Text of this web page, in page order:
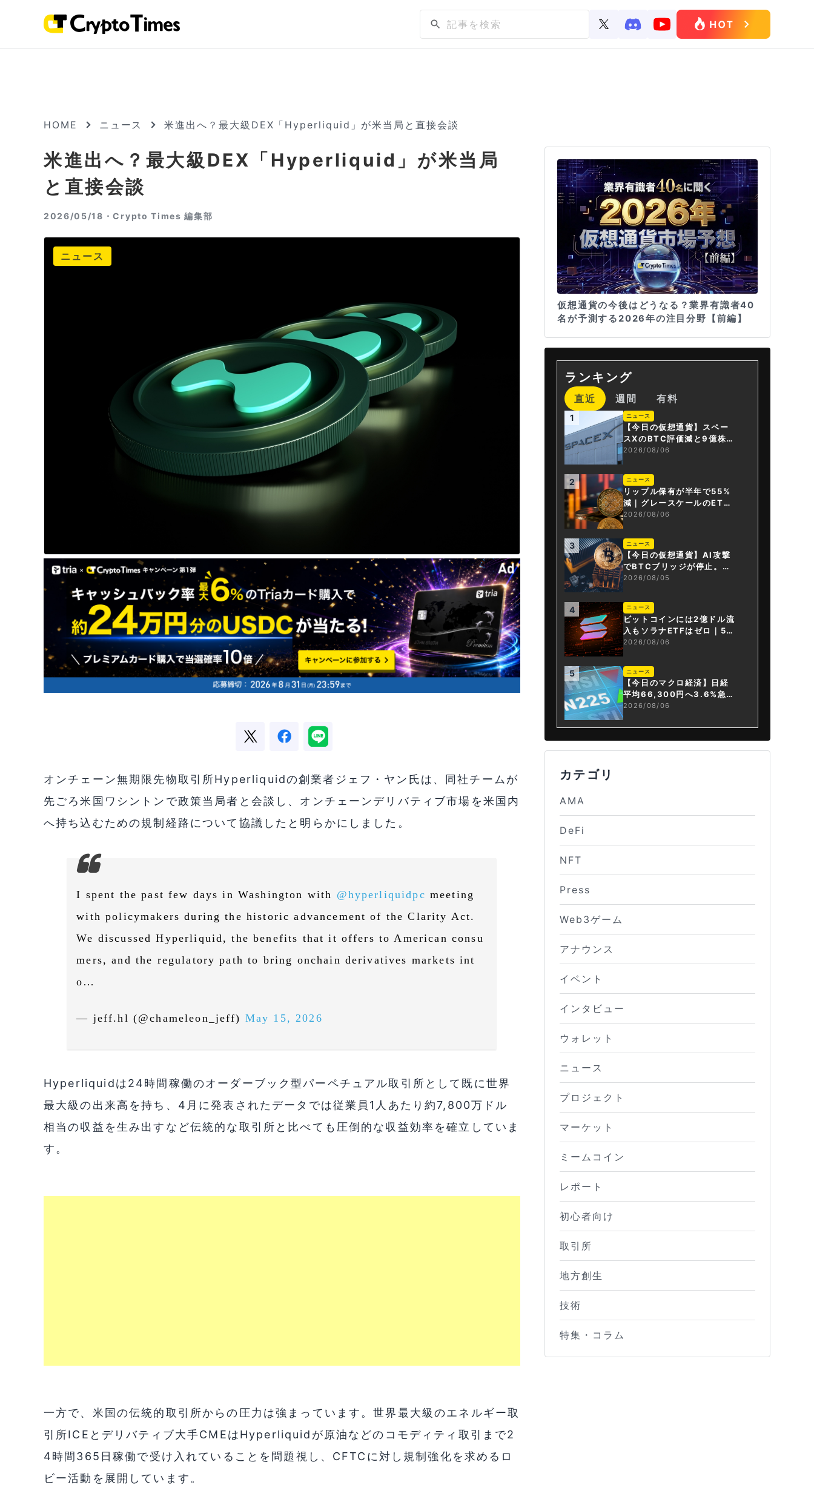
HOME ニュース 米進出へ？最大級DEX「Hyperliquid」が米当局と直接会談
米進出へ？最大級DEX「Hyperliquid」が米当局
と直接会談
2026/05/18・Crypto Times 編集部
ニュース
オンチェーン無期限先物取引所Hyperliquidの創業者ジェフ・ヤン氏は、同社チームが
先ごろ米国ワシントンで政策当局者と会談し、オンチェーンデリバティブ市場を米国内
へ持ち込むための規制経路について協議したと明らかにしました。
I spent the past few days in Washington with @hyperliquidpc meeting
with policymakers during the historic advancement of the Clarity Act.
We discussed Hyperliquid, the benefits that it offers to American consu
mers, and the regulatory path to bring onchain derivatives markets int
o…
— jeff.hl (@chameleon_jeff) May 15, 2026
Hyperliquidは24時間稼働のオーダーブック型パーペチュアル取引所として既に世界
最大級の出来高を持ち、4月に発表されたデータでは従業員1人あたり約7,800万ドル
相当の収益を生み出すなど伝統的な取引所と比べても圧倒的な収益効率を確立していま
す。
一方で、米国の伝統的取引所からの圧力は強まっています。世界最大級のエネルギー取
引所ICEとデリバティブ大手CMEはHyperliquidが原油などのコモディティ取引まで2
4時間365日稼働で受け入れていることを問題視し、CFTCに対し規制強化を求めるロ
ビー活動を展開しています。
仮想通貨の今後はどうなる？業界有識者40
名が予測する2026年の注目分野【前編】
ランキング
直近 週間 有料
1 ニュース
【今日の仮想通貨】スペー
スXのBTC評価減と9億株の
解禁。208億円相当のBTC
が盗難
2026/08/06
2 ニュース
リップル保有が半年で55%
減｜グレースケールのET
F、純資産1.6億ドル減
2026/08/06
3 ニュース
【今日の仮想通貨】AI攻撃
でBTCブリッジが停止。金
融庁が「暗号資産・ステー
2026/08/05
4 ニュース
ビットコインには2億ドル流
入もソラナETFはゼロ｜5営
業日連続で停止
2026/08/06
5 ニュース
【今日のマクロ経済】日経
平均66,300円へ3.6%急騰
もAI投資回収懸念が再燃
2026/08/06
カテゴリ
AMA
DeFi
NFT
Press
Web3ゲーム
アナウンス
イベント
インタビュー
ウォレット
ニュース
プロジェクト
マーケット
ミームコイン
レポート
初心者向け
取引所
地方創生
技術
特集・コラム